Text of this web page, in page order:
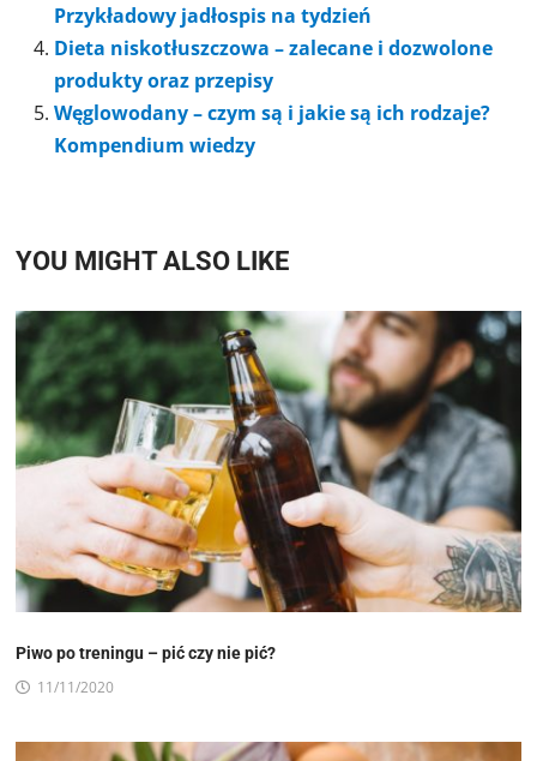
Przykładowy jadłospis na tydzień
Dieta niskotłuszczowa – zalecane i dozwolone
produkty oraz przepisy
Węglowodany – czym są i jakie są ich rodzaje?
Kompendium wiedzy
YOU MIGHT ALSO LIKE
Piwo po treningu – pić czy nie pić?
11/11/2020